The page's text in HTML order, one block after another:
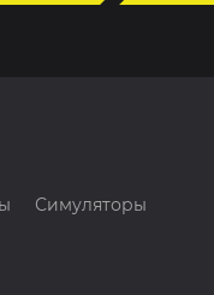
Симуляторы